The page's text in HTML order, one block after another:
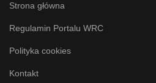
Strona główna
Regulamin Portalu WRC
Polityka cookies
Kontakt